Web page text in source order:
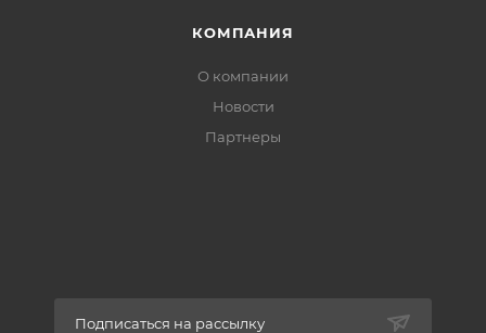
КОМПАНИЯ
О компании
Новости
Партнеры
Подписаться на рассылку